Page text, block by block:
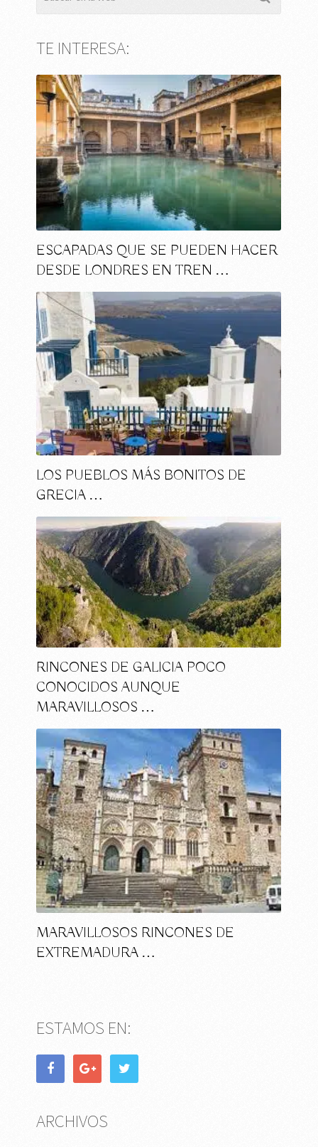
TE INTERESA:
ESCAPADAS QUE SE PUEDEN HACER
DESDE LONDRES EN TREN …
LOS PUEBLOS MÁS BONITOS DE
GRECIA …
RINCONES DE GALICIA POCO
CONOCIDOS AUNQUE
MARAVILLOSOS …
MARAVILLOSOS RINCONES DE
EXTREMADURA …
ESTAMOS EN:
ARCHIVOS